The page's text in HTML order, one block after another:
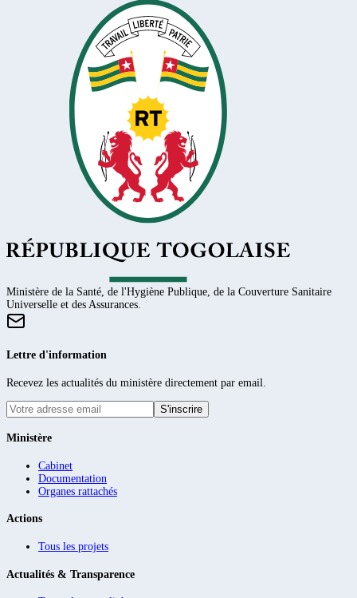
Ministère de la Santé, de l'Hygiène Publique, de la Couverture Sanitaire
Universelle et des Assurances.
Lettre d'information
Recevez les actualités du ministère directement par email.
S'inscrire
Ministère
Cabinet
Documentation
Organes rattachés
Actions
Tous les projets
Actualités & Transparence